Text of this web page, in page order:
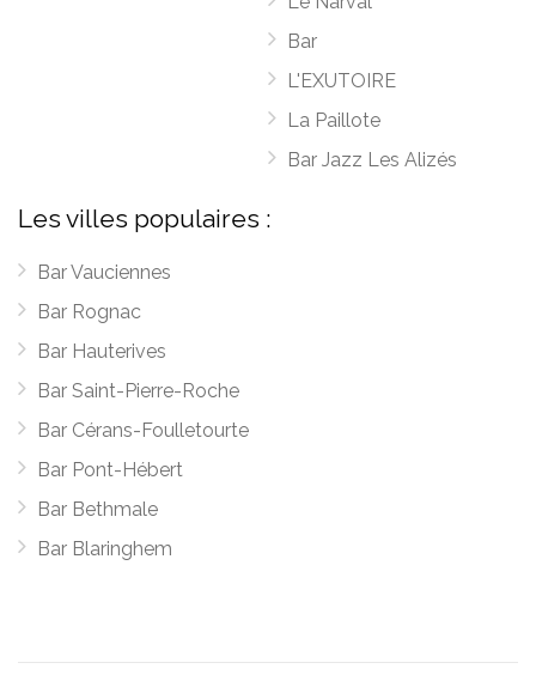
Bar
L'EXUTOIRE
La Paillote
Bar Jazz Les Alizés
Les villes populaires :
Bar Vauciennes
Bar Rognac
Bar Hauterives
Bar Saint-Pierre-Roche
Bar Cérans-Foulletourte
Bar Pont-Hébert
Bar Bethmale
Bar Blaringhem